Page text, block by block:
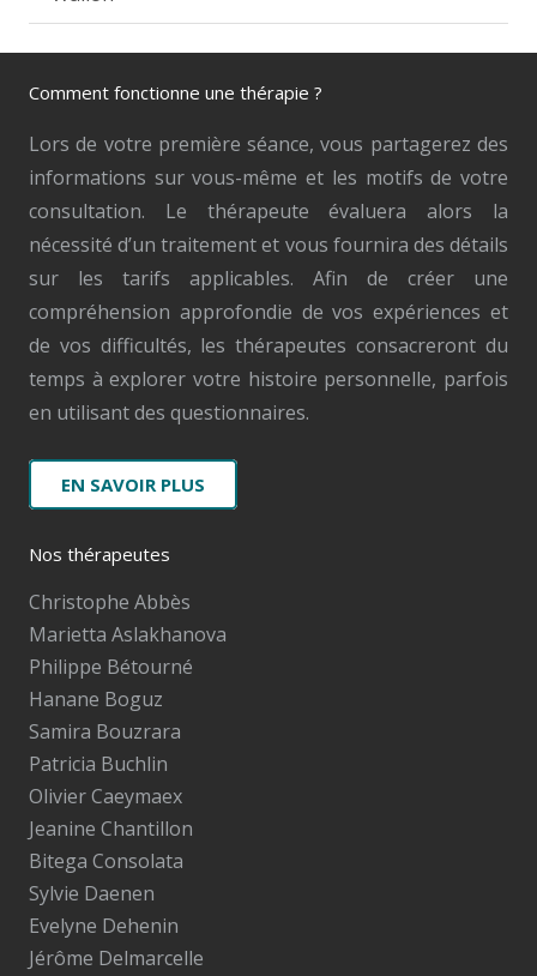
Comment fonctionne une thérapie ?
Lors de votre première séance, vous partagerez des
informations sur vous-même et les motifs de votre
consultation. Le thérapeute évaluera alors la
nécessité d’un traitement et vous fournira des détails
sur les tarifs applicables. Afin de créer une
compréhension approfondie de vos expériences et
de vos difficultés, les thérapeutes consacreront du
temps à explorer votre histoire personnelle, parfois
en utilisant des questionnaires.
EN SAVOIR PLUS
Nos thérapeutes
Christophe Abbès
Marietta Aslakhanova
Philippe Bétourné
Hanane Boguz
Samira Bouzrara
Patricia Buchlin
Olivier Caeymaex
Jeanine Chantillon
Bitega Consolata
Sylvie Daenen
Evelyne Dehenin
Jérôme Delmarcelle